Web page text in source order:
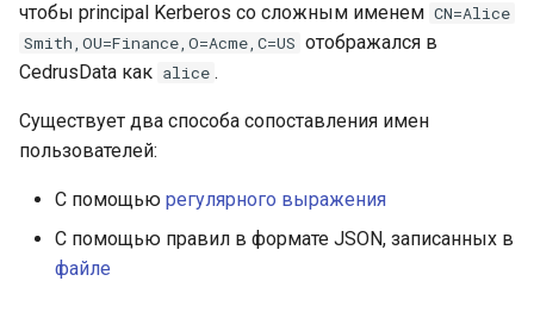
чтобы principal Kerberos со сложным именем CN=Alice
Smith,OU=Finance,O=Acme,C=US отображался в
CedrusData как alice .
Существует два способа сопоставления имен
пользователей:
С помощью регулярного выражения
С помощью правил в формате JSON, записанных в
файле